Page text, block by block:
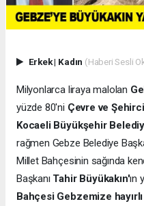
Erkek| Kadın (Haberi Sesli
Milyonlarca liraya malolan
yüzde 80'ni Çevre ve
Kocaeli Büyükşehir
rağmen Gebze Belediye
Millet Bahçesinin sağında
Başkanı Tahir Büyükakın'ın
Bahçesi Gebzemize